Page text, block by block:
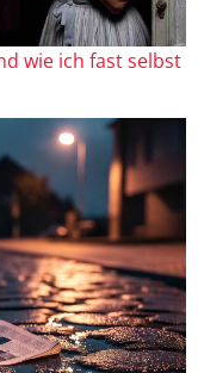
wie ich fast selbst